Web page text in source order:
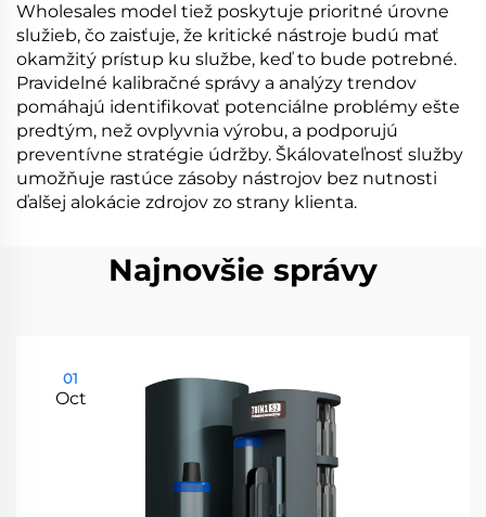
Wholesales model tiež poskytuje prioritné úrovne
služieb, čo zaisťuje, že kritické nástroje budú mať
okamžitý prístup ku službe, keď to bude potrebné.
Pravidelné kalibračné správy a analýzy trendov
pomáhajú identifikovať potenciálne problémy ešte
predtým, než ovplyvnia výrobu, a podporujú
preventívne stratégie údržby. Škálovateľnosť služby
umožňuje rastúce zásoby nástrojov bez nutnosti
ďalšej alokácie zdrojov zo strany klienta.
Najnovšie správy
01
Oct